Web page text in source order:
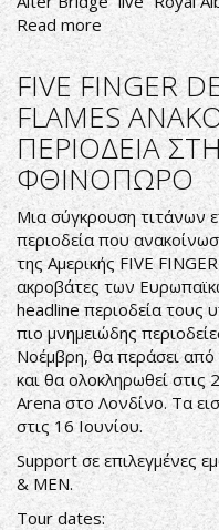
Read more about
ALTER
BRIDGE:
LIVE
@
ROYAL
ALBERT
HALL
FIVE FINGER
FLAMES
ΠΕΡΙΟΔΕΙΑ
ΦΘΙΝΟΠΩΡΟ
Μια σύγκρουση τιτάνων
περιοδεία που
της Αμερικής FIVE
ακροβάτες των
headline περιοδεία τους
πιο μνημειώδης
Νοέμβρη, θα περάσει
και θα ολοκληρωθεί
Arena στο Λονδίνο. Τα
στις 16 Ιουνίου.
Support σε επιλεγμένες
& MEN.
Tour dates: